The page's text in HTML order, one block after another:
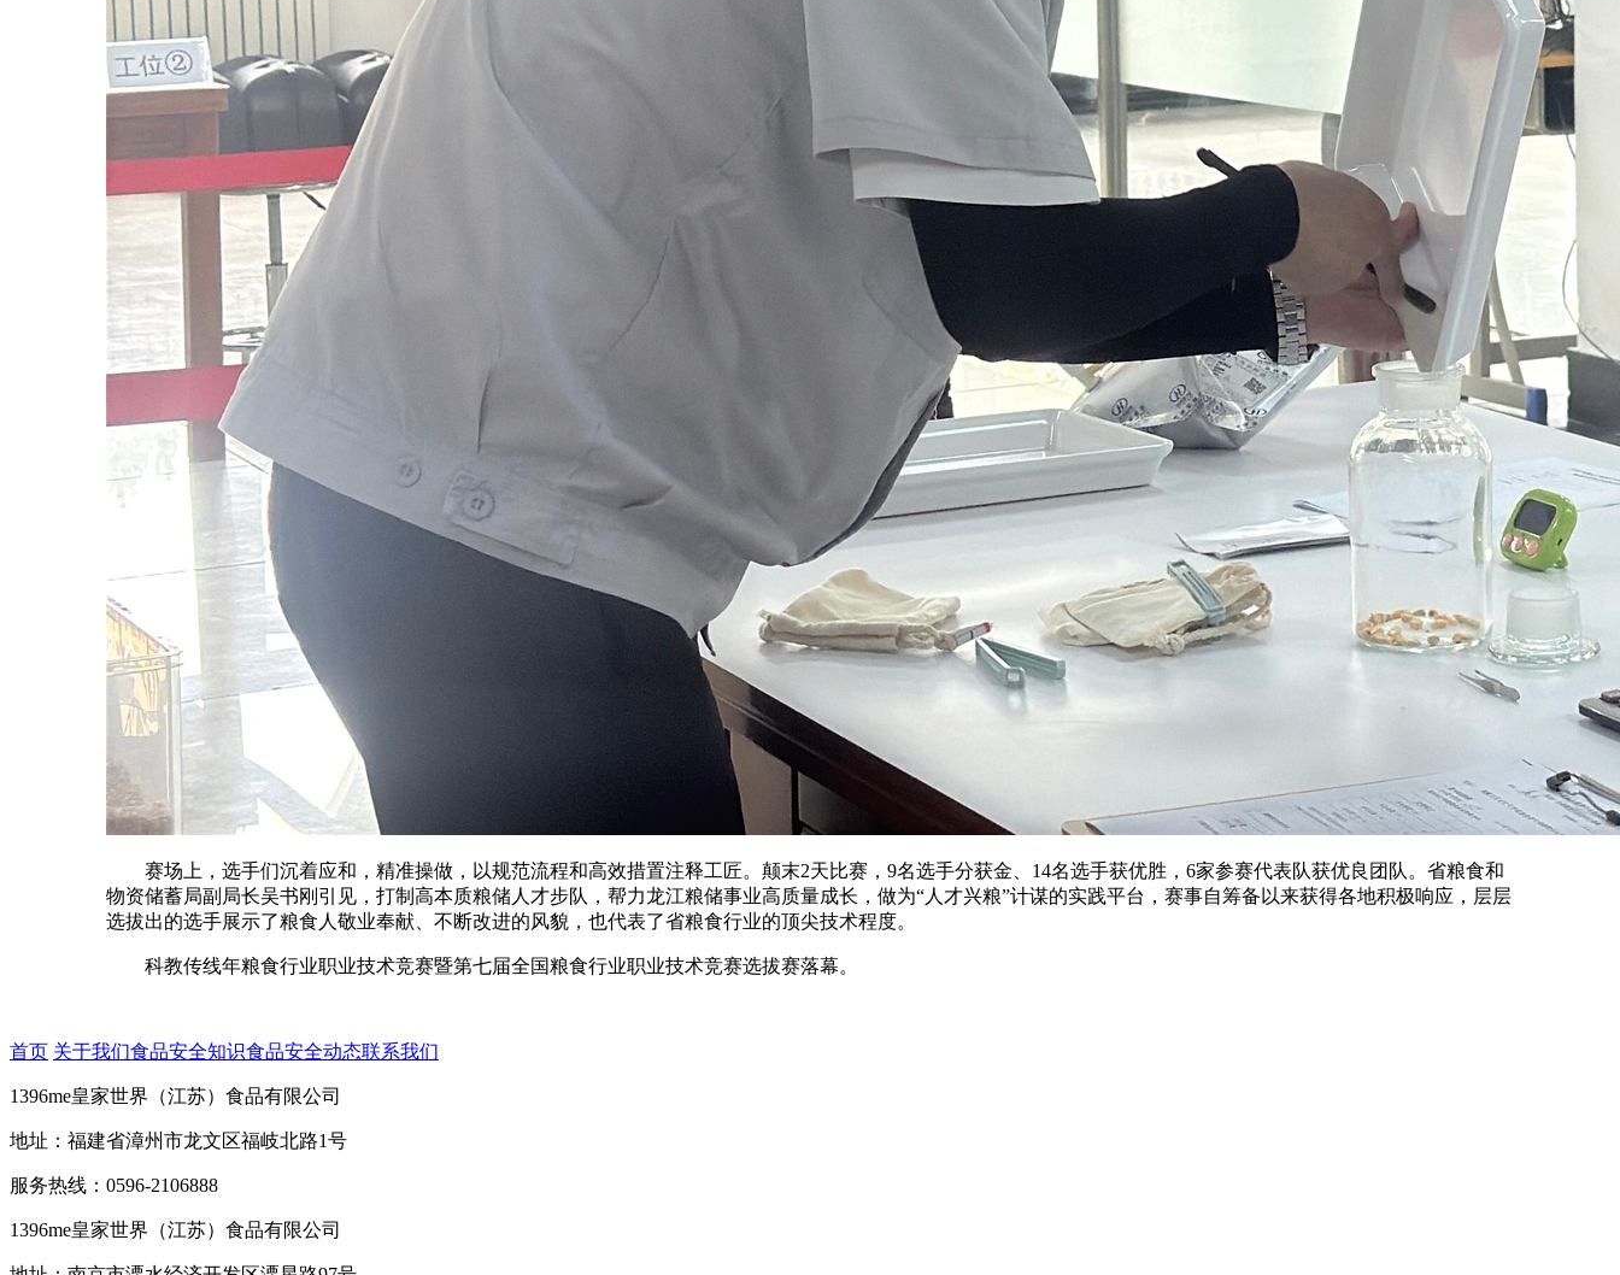
赛场上，选手们沉着应和，精准操做，以规范流程和高效措置注释工匠。颠末2天比赛，9名选手分获金、14名选手获优胜，6家参赛代表队获优良团队。省粮食和
物资储蓄局副局长吴书刚引见，打制高本质粮储人才步队，帮力龙江粮储事业高质量成长，做为“人才兴粮”计谋的实践平台，赛事自筹备以来获得各地积极响应，层层
选拔出的选手展示了粮食人敬业奉献、不断改进的风貌，也代表了省粮食行业的顶尖技术程度。
科教传线年粮食行业职业技术竞赛暨第七届全国粮食行业职业技术竞赛选拔赛落幕。
首页 关于我们食品安全知识食品安全动态联系我们
1396me皇家世界（江苏）食品有限公司
地址：福建省漳州市龙文区福岐北路1号
服务热线：0596-2106888
1396me皇家世界（江苏）食品有限公司